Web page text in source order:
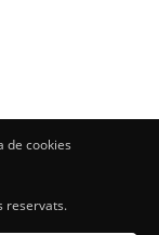
de cookies
reservats.